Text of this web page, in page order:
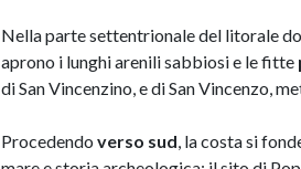
Nella parte settentrionale del litorale
aprono i lunghi arenili sabbiosi e le fitte
di San Vincenzino, e di San Vincenzo,
Procedendo verso sud, la costa si